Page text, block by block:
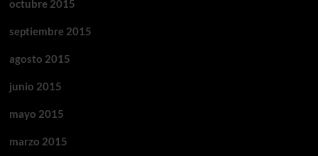
octubre 2015
septiembre 2015
agosto 2015
junio 2015
mayo 2015
marzo 2015